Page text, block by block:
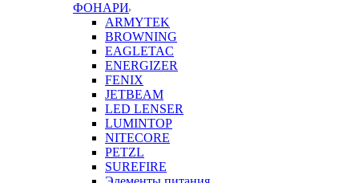
ФОНАРИ
ARMYTEK
BROWNING
EAGLETAC
ENERGIZER
FENIX
JETBEAM
LED LENSER
LUMINTOP
NITECORE
PETZL
SUREFIRE